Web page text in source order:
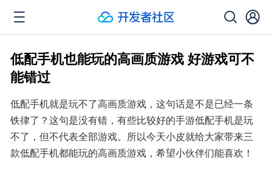
低配手机也能玩的高画质游戏 好游戏可不
能错过
低配手机就是玩不了高画质游戏，这句话是不是已经一条
铁律了？这句是没有错，有些比较好的手游低配手机是玩
不了，但不代表全部游戏。所以今天小皮就给大家带来三
款低配手机都能玩的高画质游戏，希望小伙伴们能喜欢！